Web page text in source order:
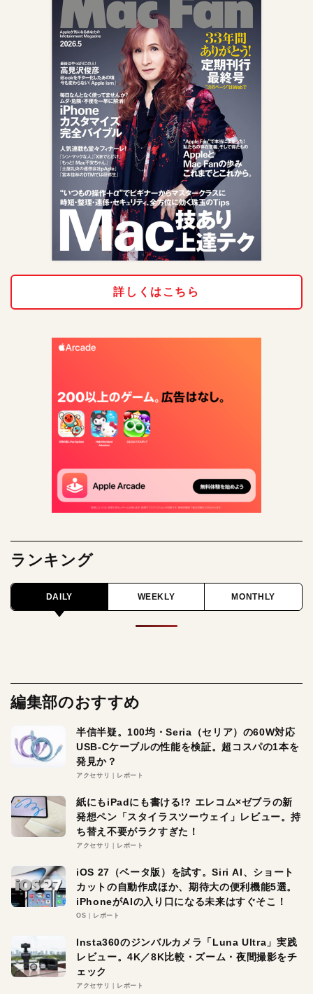
詳しくはこちら
ランキング
DAILY WEEKLY MONTHLY
編集部のおすすめ
半信半疑。100均・Seria（セリア）の60W対応
USB-Cケーブルの性能を検証。超コスパの1本を
発見か？
アクセサリ レポート
紙にもiPadにも書ける!? エレコム×ゼブラの新
発想ペン「スタイラスツーウェイ」レビュー。持
ち替え不要がラクすぎた！
アクセサリ レポート
iOS 27（ベータ版）を試す。Siri AI、ショート
カットの自動作成ほか、期待大の便利機能5選。
iPhoneがAIの入り口になる未来はすぐそこ！
OS レポート
Insta360のジンバルカメラ「Luna Ultra」実践
レビュー。4K／8K比較・ズーム・夜間撮影をチ
ェック
アクセサリ レポート